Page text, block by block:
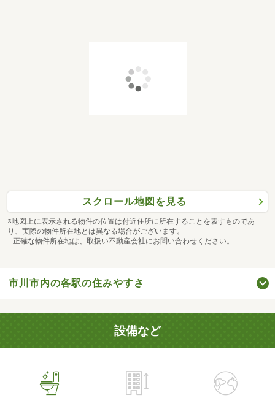
スクロール地図を見る
※地図上に表示される物件の位置は付近住所に所在することを表すものであ
り、実際の物件所在地とは異なる場合がございます。
正確な物件所在地は、取扱い不動産会社にお問い合わせください。
市川市内の各駅の住みやすさ
設備など